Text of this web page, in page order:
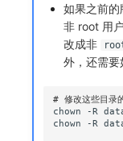
如果之前的
非 root 用
改成非
外，还需要
# 修改这些目录
chown
-R
chown
-R